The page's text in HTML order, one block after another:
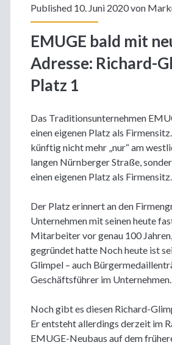
Published 10. Juni 2020 von
EMUGE bald mit
Adresse: Richard-
Platz 1
Das Traditionsunternehmen
einen eigenen Platz als
künftig nicht mehr „nur“ am
langen Nürnberger Straße,
einen eigenen Platz als Firmensitz.
Der Platz erinnert an den
Unternehmen mit seinen heute
Mitarbeiter vor genau 100
gegründet hatte Noch heute ist
Glimpel – auch
Geschäftsführer im Unternehmen.
Noch gibt es diesen Richard-
Er entsteht allerdings derzeit im
EMUGE-Neubaus auf dem